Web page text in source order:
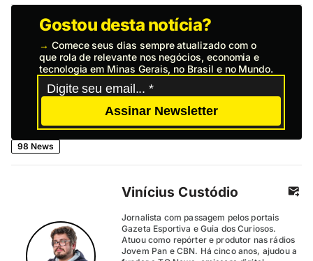
Gostou desta notícia?
→ Comece seus dias sempre atualizado com o
que rola de relevante nos negócios, economia e
tecnologia em Minas Gerais, no Brasil e no Mundo.
Assinar Newsletter
98 News
Vinícius Custódio
Jornalista com passagem pelos portais
Gazeta Esportiva e Guia dos Curiosos.
Atuou como repórter e produtor nas rádios
Jovem Pan e CBN. Há cinco anos, ajudou a